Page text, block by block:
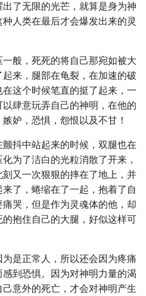
了无限的光芒，就算是身为神
人类在最后才会爆发出来的灵
般，死死的将自己那宛如被大
来，腿部在龟裂，在加速的破
这个时候笔直的挺了起来，一
肆意玩弄自己的神明，在他的
妒，恐惧，怨恨以及不甘！
抖中站起来的时候，双腿也在
为了洁白的光粒消散了开来，
又一次狠狠的摔在了地上，并
了，蜷缩在了一起，抱着了自
哭，但是作为灵魂体的他，却
抱住自己的大腿，好似这样可
是正常人，所以还会因为疼痛
到恐惧。因为对神明力量的渴
意外的死亡，才会对神明产生